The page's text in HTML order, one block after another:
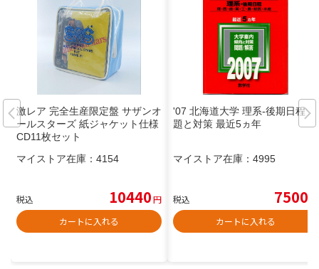
激レア 完全生産限定盤 サザンオ
ールスターズ 紙ジャケット仕様
CD11枚セット
マイストア在庫： 4154
税込 10440円
カートに入れる
'07 北海道大学 理系-後期日程 問
題と対策 最近5ヵ年
マイストア在庫： 4995
税込 7500
カートに入れる